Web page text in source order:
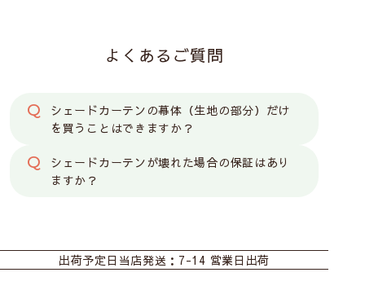
広い幅の窓は昇降コードが切れるおそれがありお勧
シングルシェード【ドラム式】
よくあるご質問
シェードカーテンの幕体（生地の部分）だけ
を買うことはできますか？
シェードカーテンが壊れた場合の保証はあり
ますか？
カフェ ファブリックパネル
ファブリックパネル
出荷予定日 当店発送：7-14 営業日出荷